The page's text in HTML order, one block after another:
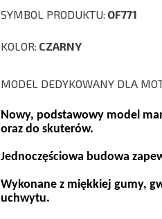
SYMBOL PRODUKTU: OF771
KOLOR: CZARNY
MODEL DEDYKOWANY DLA
Nowy, podstawowy model
oraz do skuterów.
Jednoczęściowa budowa
Wykonane z miękkiej gumy,
uchwytu.